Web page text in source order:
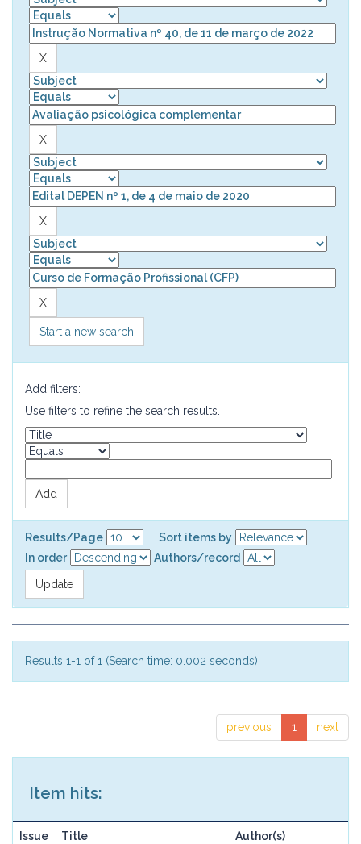
Start a new search
Add filters:
Use filters to refine the search results.
Results/Page
Sort items by
In order
Authors/record
Results 1-1 of 1 (Search time: 0.002 seconds).
previous 1 next
Item hits:
Issue Title Author(s)